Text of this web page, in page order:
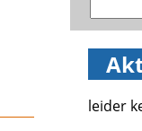
leider